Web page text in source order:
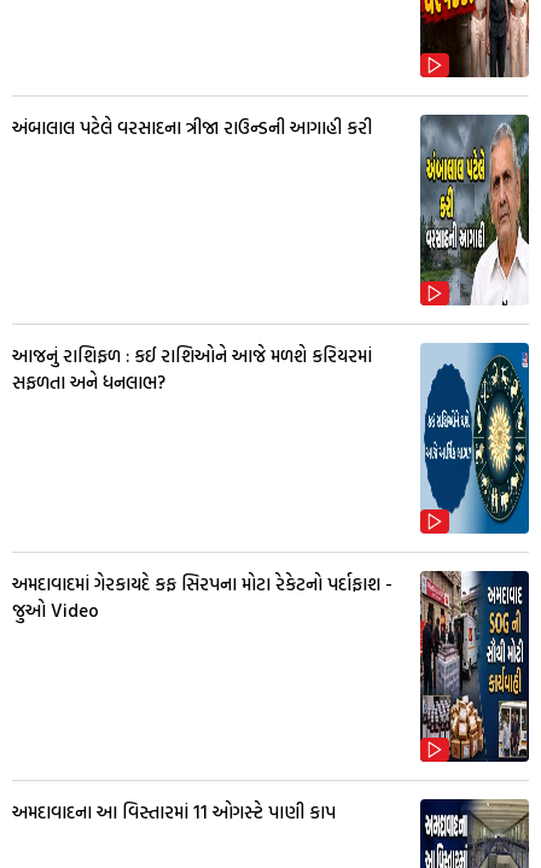
અંબાલાલ પટેલે વરસાદના ત્રીજા રાઉન્ડની આગાહી કરી
આજનું રાશિફળ : કઈ રાશિઓને આજે મળશે કરિયરમાં
સફળતા અને ધનલાભ?
અમદાવાદમાં ગેરકાયદે કફ સિરપના મોટા રેકેટનો પર્દાફાશ -
જુઓ Video
અમદાવાદના આ વિસ્તારમાં 11 ઓગસ્ટે પાણી કાપ